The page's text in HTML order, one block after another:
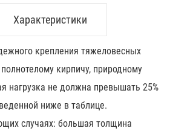
Характеристики
крепления тяжеловесных
кирпичу, природному
нагрузка не должна превышать 25%
ниже в таблице.
случаях: большая толщина